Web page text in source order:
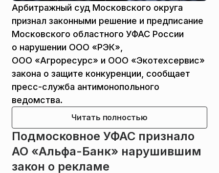
Арбитражный суд Московского округа
признал законными решение и предписание
Московского областного УФАС России
о нарушении ООО «РЭК»,
ООО «Агроресурс» и ООО «Экотехсервис»
закона о защите конкуренции, сообщает
пресс-служба антимонопольного
ведомства.
Читать полностью
Подмосковное УФАС признало
АО «Альфа-Банк» нарушившим
закон о рекламе